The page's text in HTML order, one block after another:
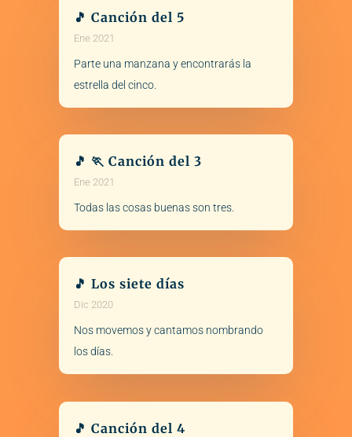
🎵 Canción del 5
Ene 2021
Parte una manzana y encontrarás la
estrella del cinco.
🎵 🏃 Canción del 3
Ene 2021
Todas las cosas buenas son tres.
🎵 Los siete días
Dic 2020
Nos movemos y cantamos nombrando
los días.
🎵 Canción del 4